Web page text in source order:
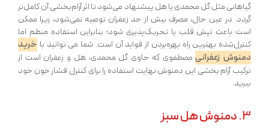
گیاهانی مثل گل محمدی یا هل پیشنهاد می‌شود تا اثر آرام‌بخشی آن کامل‌تر
گردد. در عین حال، مصرف بیش از حد زعفران توصیه نمی‌شود، زیرا ممکن
است باعث تپش قلب یا تحریک‌پذیری شود؛ بنابراین استفاده منظم اما
کنترل‌شده بهترین راه بهره‌بردن از فواید آن است. شما می توانید با خرید
دمنوش زعفرانی مصطفوی که حاوی گل محمدی، هل و زعفران است از
ترکیب آرام بخشی این دمنوش نهایت استفاده را برای کنترل فشار خون خود
ببرید.
3. دمنوش هل سبز